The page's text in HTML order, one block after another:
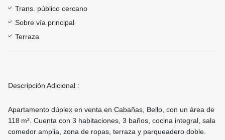
Trans. público cercano
Sobre vía principal
Terraza
Descripción Adicional :
Apartamento dúplex en venta en Cabañas, Bello, con un área de
118 m². Cuenta con 3 habitaciones, 3 baños, cocina integral, sala
comedor amplia, zona de ropas, terraza y parqueadero doble.